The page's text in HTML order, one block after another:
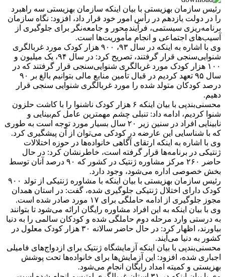
رئیس سازمان بهزیستی با بیان اینکه سازمان بهزیستی سه راهبرد
را در دولت یازدهم در رأس امور خود قرار داد، افزود: نگاه سازمان
برنامه‌ریزی سیستمی، فرآیندمحور و جامعه‌نگر برای جلوگیری از
آسیب‌های اجتماعی و انجام مأموریت‌ها است.
وی با اشاره به اینکه در سال ۹۳، ۹۰۰ هزار کودک مورد غربالگری
شنوایی‌سنجی قرار گرفتند، تصریح کرد: در سال ۹۴، یک میلیون و
۱۰۰ هزار کودک مورد غربالگری شنوایی‌سنجی قرار گرفتند که در
سال ۹۵ تعهد کردیم در قبال تأمین منابع مالی بتوانیم بالغ بر ۹۰
درصد کودکان متولد شده را مورد غربالگری شنوایی سنجی قرار
دهیم.
محسنی‌بندپی با بیان اینکه ۶ هزار کودک ناشنوا را با کاشت حلزون
شنوا کردیم، ادامه داد: تنبلی چشم مهمترین عامل کم‌بینایی و
نابینایی افراد در سنین زیر ۲۰ سال بسیار مورد توجه است به طوری
که با شناسایی این عارضه در کودکی می‌توان از آن پیشگیری کرد.
وی با اشاره به اینکه ارتقای آگاهی خانواده‌ها در حوزه اختلالات
ژنتیکی در برنامه‌ها قرار گرفته است، خاطرنشان کرد: در حال
حاضر ۲۶۰ مرکز مشاوره ژنتیک در کشور که ۹۰ درصد آنان توسط
بخش خصوصی اداره می‌شود، وجود دارد.
رئیس سازمان بهزیستی با بیان اینکه با مشاوره ژنتیکی از تولد ۹۰۰
کودک دارای اختلال ژنتیکی جلوگیری شده، گفت: در استان همدان
مجوز جلوگیری از ادامه حاملگی برای ۱۷ مورد صادر شده است.
وی با بیان اینکه به این افراد مشاوره رایگان ارائه می‌شود تا بتوانند
به درستی وارد مرحله دوم حاملگی شده و کودکان سالمی را به دنیا
بیاورند، اظهار کرد: در حال حاضر سالانه ۳۰ هزار کودک معلول در
کشور به دنیا می‌آیند.
محسنی‌بندپی با بیان اینکه آزمایشگاه ژنتیک برای ازدواج‌های فامیلی
اجباری شده، افزود: این آزمایش‌ها برای خانواده‌ها تحت پوشش
بهزیستی و کمیته امداد رایگان انجام می‌شود.